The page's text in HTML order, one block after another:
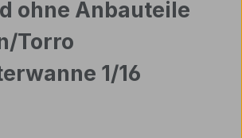
ohne Anbauteile
Torro
1/16